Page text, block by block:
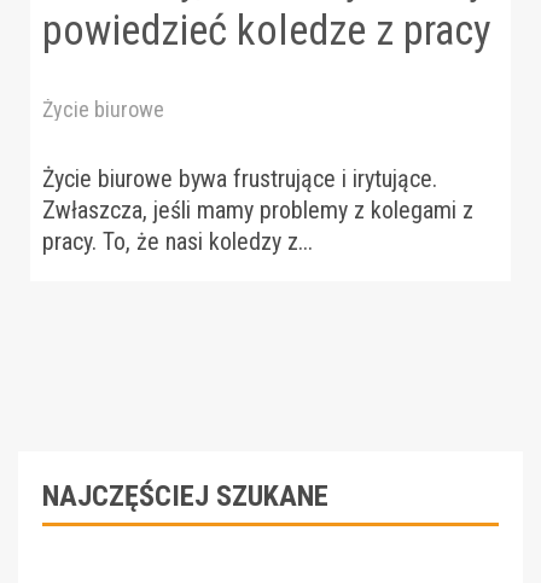
powiedzieć koledze z pracy
Życie biurowe
Życie biurowe bywa frustrujące i irytujące.
Zwłaszcza, jeśli mamy problemy z kolegami z
pracy. To, że nasi koledzy z...
NAJCZĘŚCIEJ SZUKANE